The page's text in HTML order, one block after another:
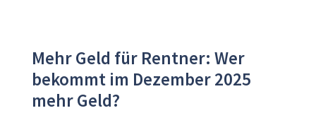
Mehr Geld für Rentner: Wer
bekommt im Dezember 2025
mehr Geld?